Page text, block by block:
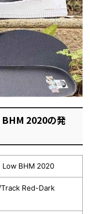
BHM 2020の発
Low BHM 2020
Red-Dark